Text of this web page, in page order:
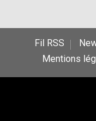
Fil RSS
Mentions